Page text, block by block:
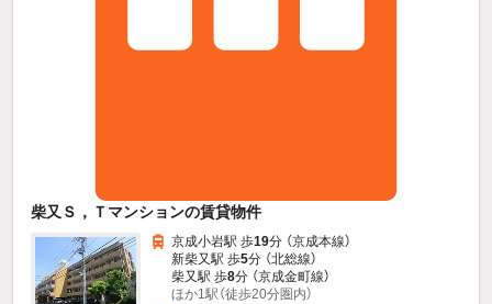
柴又Ｓ，Ｔマンションの賃貸物件
京成小岩駅 歩19分 （京成本線）
新柴又駅 歩5分 （北総線）
柴又駅 歩8分 （京成金町線）
ほか1駅（徒歩20分圏内）